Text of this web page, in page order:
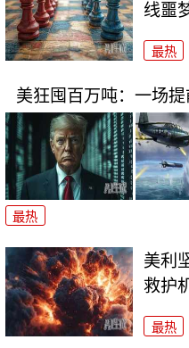
线噩
最热
美狂囤百万吨：一场
最热
美利
救护
最热